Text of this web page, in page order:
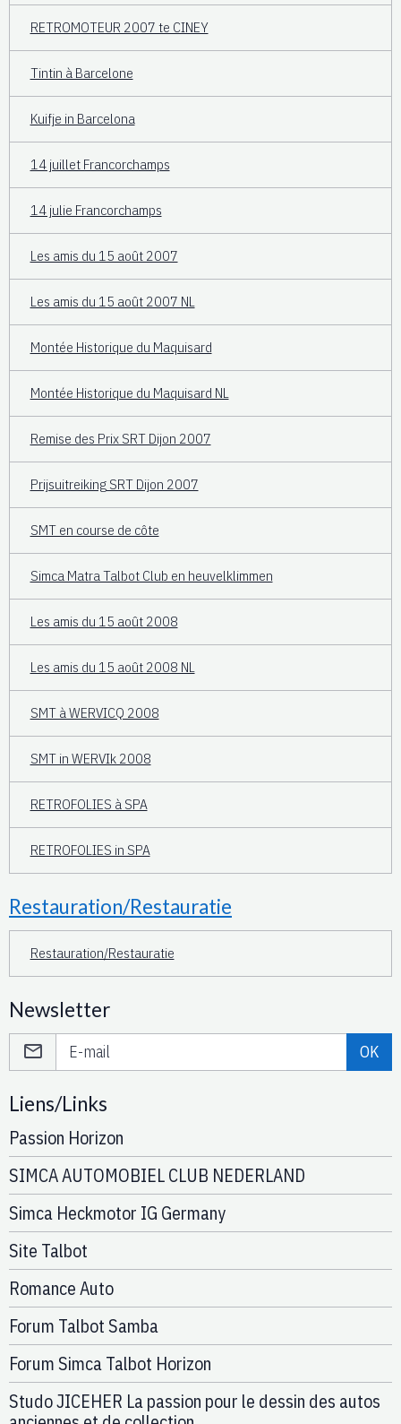
RETROMOTEUR 2007 te CINEY
Tintin à Barcelone
Kuifje in Barcelona
14 juillet Francorchamps
14 julie Francorchamps
Les amis du 15 août 2007
Les amis du 15 août 2007 NL
Montée Historique du Maquisard
Montée Historique du Maquisard NL
Remise des Prix SRT Dijon 2007
Prijsuitreiking SRT Dijon 2007
SMT en course de côte
Simca Matra Talbot Club en heuvelklimmen
Les amis du 15 août 2008
Les amis du 15 août 2008 NL
SMT à WERVICQ 2008
SMT in WERVIk 2008
RETROFOLIES à SPA
RETROFOLIES in SPA
Restauration/Restauratie
Restauration/Restauratie
Newsletter
OK
Liens/Links
Passion Horizon
SIMCA AUTOMOBIEL CLUB NEDERLAND
Simca Heckmotor IG Germany
Site Talbot
Romance Auto
Forum Talbot Samba
Forum Simca Talbot Horizon
Studo JICEHER La passion pour le dessin des autos